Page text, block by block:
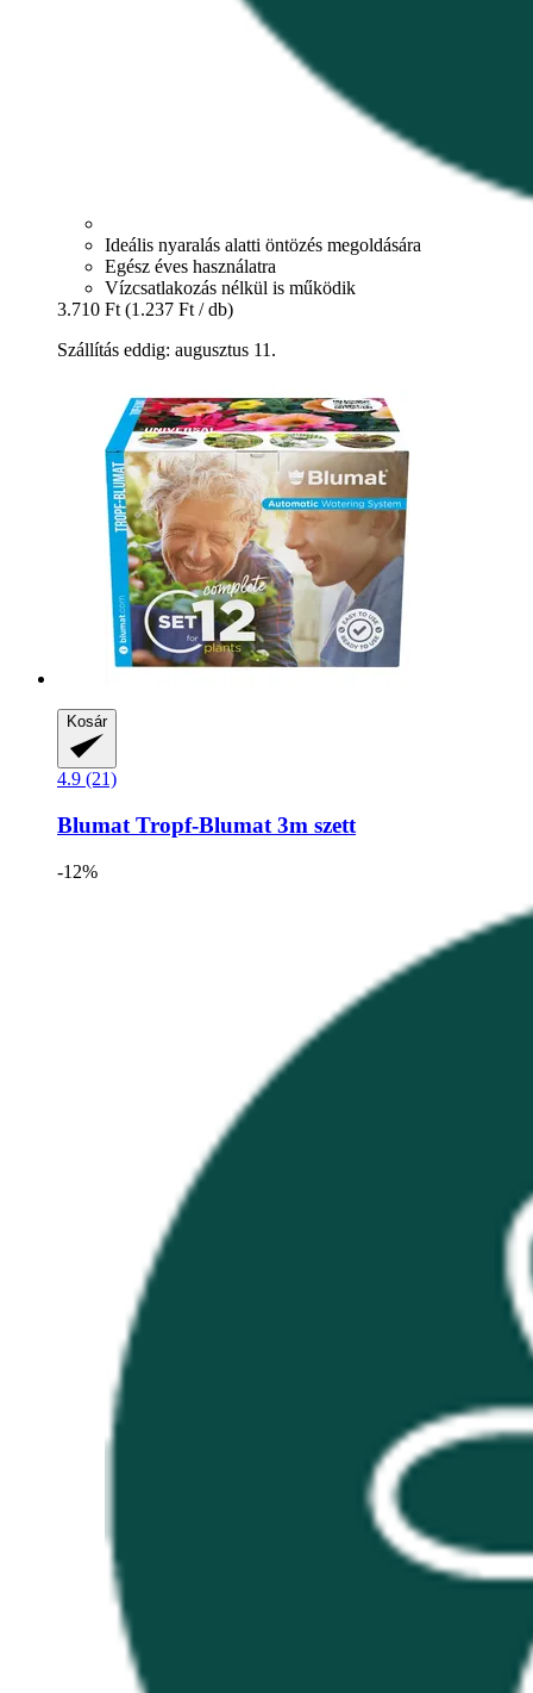
Ideális nyaralás alatti öntözés megoldására
Egész éves használatra
Vízcsatlakozás nélkül is működik
3.710 Ft (1.237 Ft / db)
Szállítás eddig: augusztus 11.
Kosár
4.9 (21)
Blumat Tropf-​Blumat 3m szett
-12%